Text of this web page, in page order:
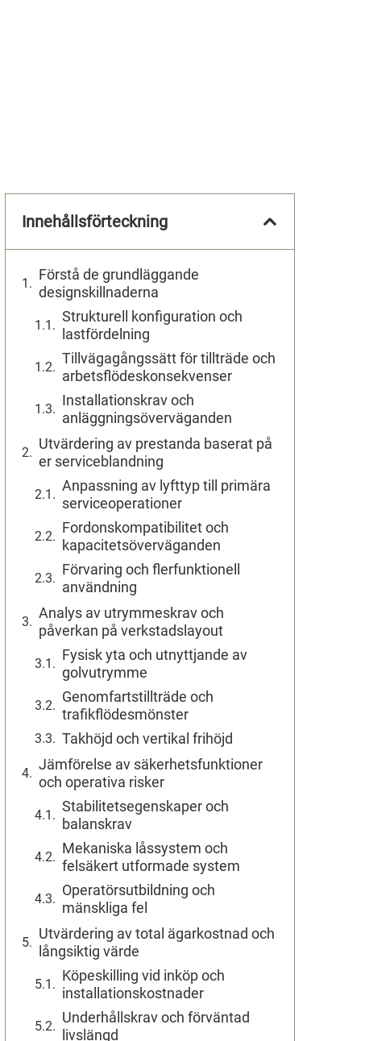
Innehållsförteckning
Förstå de grundläggande
designskillnaderna
Strukturell konfiguration och
lastfördelning
Tillvägagångssätt för tillträde och
arbetsflödeskonsekvenser
Installationskrav och
anläggningsöverväganden
Utvärdering av prestanda baserat på
er serviceblandning
Anpassning av lyfttyp till primära
serviceoperationer
Fordonskompatibilitet och
kapacitetsöverväganden
Förvaring och flerfunktionell
användning
Analys av utrymmeskrav och
påverkan på verkstadslayout
Fysisk yta och utnyttjande av
golvutrymme
Genomfartstillträde och
trafikflödesmönster
Takhöjd och vertikal frihöjd
Jämförelse av säkerhetsfunktioner
och operativa risker
Stabilitetsegenskaper och
balanskrav
Mekaniska låssystem och
felsäkert utformade system
Operatörsutbildning och
mänskliga fel
Utvärdering av total ägarkostnad och
långsiktig värde
Köpeskilling vid inköp och
installationskostnader
Underhållskrav och förväntad
livslängd